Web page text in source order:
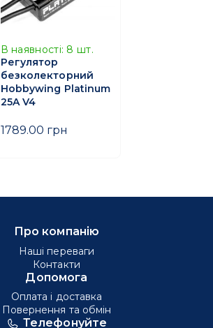
В наявності: 8 шт.
Регулятор
безколекторний
Hobbywing Platinum
25A V4
1789.00 грн
Телефонуйте
Про компанію
Наші переваги
Контакти
Допомога
Оплата і доставка
Повернення та обмін